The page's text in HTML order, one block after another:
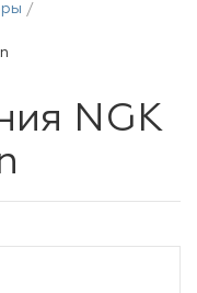
NGK